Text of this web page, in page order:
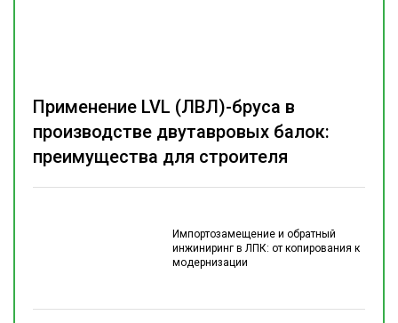
Импортозамещение и обратный
инжиниринг в ЛПК: от копирования к
модернизации
Применение LVL (ЛВЛ)-бруса в
производстве двутавровых балок:
преимущества для строителя